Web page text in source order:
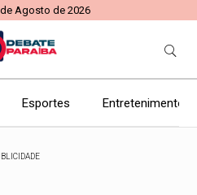
Agosto de 2026
Esportes Entretenimento